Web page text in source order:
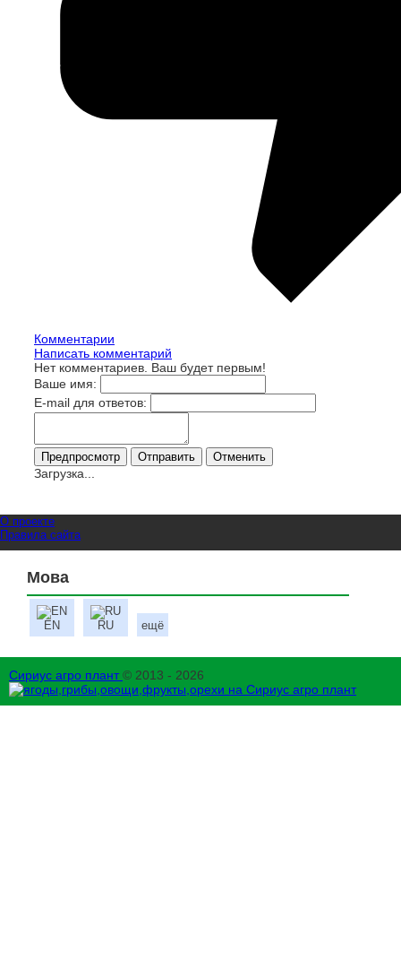
Комментарии
Написать комментарий
Нет комментариев. Ваш будет первым!
Ваше имя:
E-mail для ответов:
Загрузка...
О проекте
Правила сайта
Мова
EN RU ещё
Сириус агро плант© 2013 - 2026